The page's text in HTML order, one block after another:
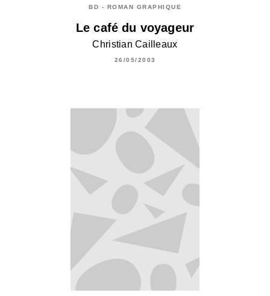
BD - ROMAN GRAPHIQUE
Le café du voyageur
Christian Cailleaux
26/05/2003